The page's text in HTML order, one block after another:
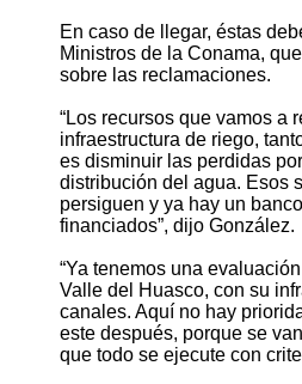
En caso de llegar, éstas
Ministros de la Conama,
sobre las reclamaciones.
“Los recursos que vamos a
infraestructura de riego,
es disminuir las perdidas
distribución del agua. Esos
persiguen y ya hay un
financiados”, dijo González.
“Ya tenemos una
Valle del Huasco, con su
canales. Aquí no hay
este después, porque se
que todo se ejecute con